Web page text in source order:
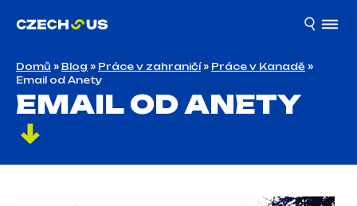
Domů » Blog » Práce v zahraničí» Práce v Kanadě »
Email od Anety
EMAIL OD ANETY